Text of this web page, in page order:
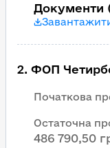
Документи
2. ФОП
Початкова
Остаточна
486 790,50